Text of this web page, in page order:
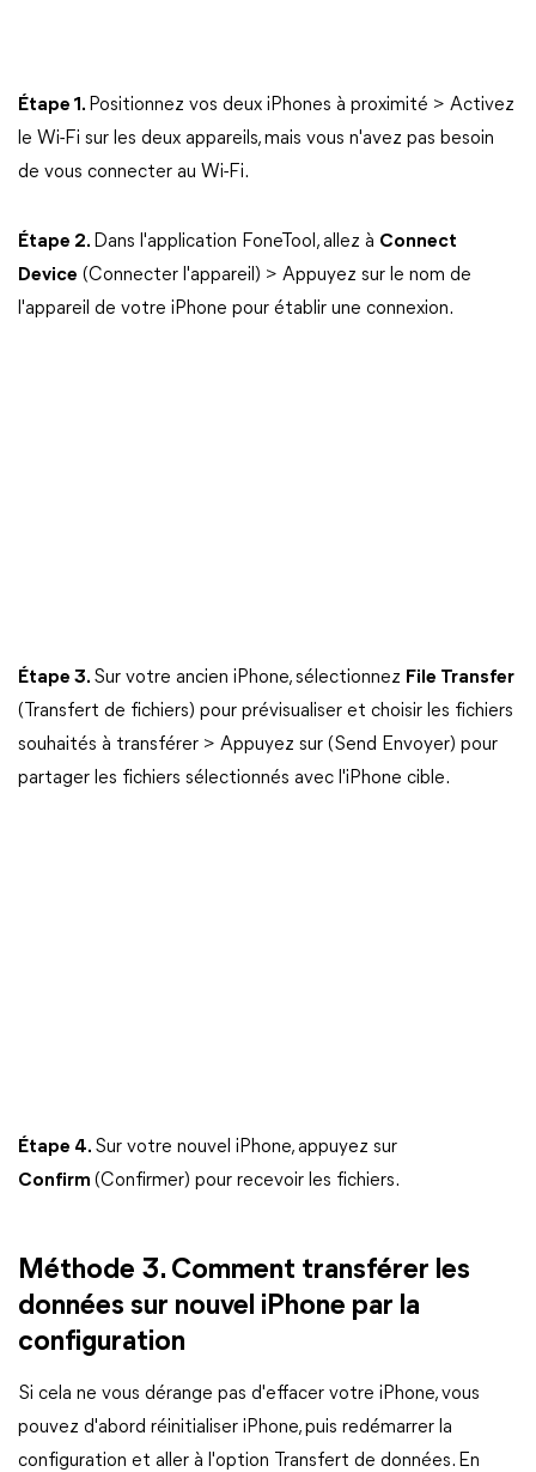
Étape 1. Positionnez vos deux iPhones à proximité > Activez
le Wi-Fi sur les deux appareils, mais vous n'avez pas besoin
de vous connecter au Wi-Fi.
Étape 2. Dans l'application FoneTool, allez à Connect
Device (Connecter l'appareil) > Appuyez sur le nom de
l'appareil de votre iPhone pour établir une connexion.
Étape 3. Sur votre ancien iPhone, sélectionnez File Transfer
(Transfert de fichiers) pour prévisualiser et choisir les fichiers
souhaités à transférer > Appuyez sur (Send Envoyer) pour
partager les fichiers sélectionnés avec l'iPhone cible.
Étape 4. Sur votre nouvel iPhone, appuyez sur
Confirm (Confirmer) pour recevoir les fichiers.
Méthode 3. Comment transférer les
données sur nouvel iPhone par la
configuration
Si cela ne vous dérange pas d'effacer votre iPhone, vous
pouvez d'abord réinitialiser iPhone, puis redémarrer la
configuration et aller à l'option Transfert de données. En